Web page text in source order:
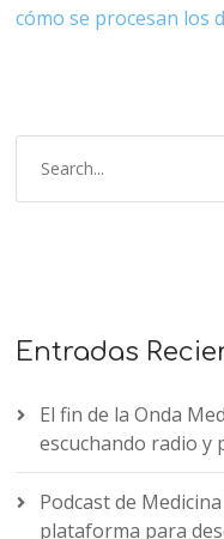
cómo se procesan los
Entradas
El fin de la Onda
escuchando radio y
Podcast de
plataforma para